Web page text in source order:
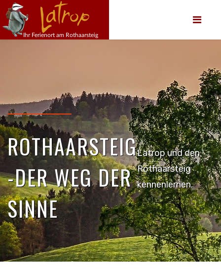
ROTHAARSTEIG
-DER WEG DER
SINNE
Latrop und den
Rothaarsteig
kennenlernen.